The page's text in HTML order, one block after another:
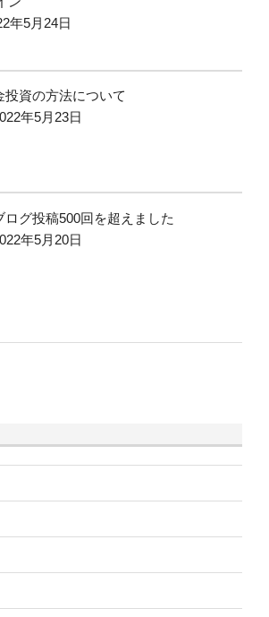
年5月24日
投資の方法について
年5月23日
ログ投稿500回を超えました
年5月20日